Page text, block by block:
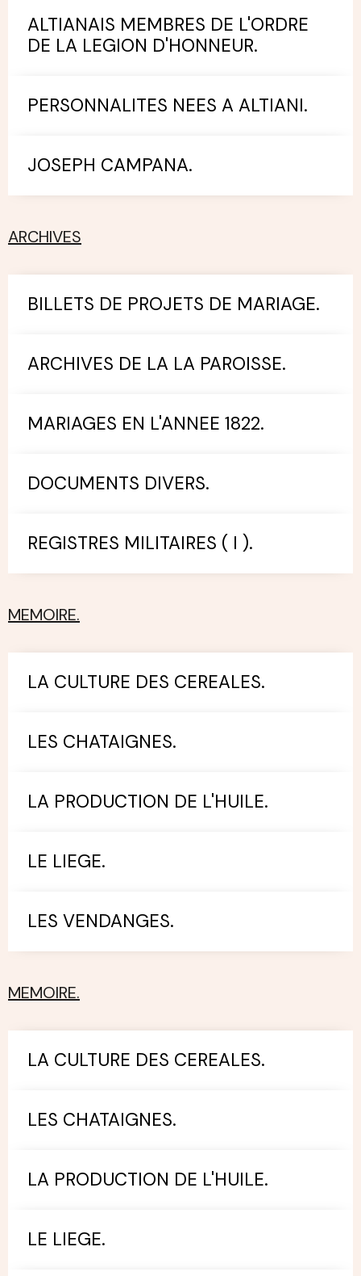
ALTIANAIS MEMBRES DE L'ORDRE
DE LA LEGION D'HONNEUR.
PERSONNALITES NEES A ALTIANI.
JOSEPH CAMPANA.
ARCHIVES
BILLETS DE PROJETS DE MARIAGE.
ARCHIVES DE LA LA PAROISSE.
MARIAGES EN L'ANNEE 1822.
DOCUMENTS DIVERS.
REGISTRES MILITAIRES ( I ).
MEMOIRE.
LA CULTURE DES CEREALES.
LES CHATAIGNES.
LA PRODUCTION DE L'HUILE.
LE LIEGE.
LES VENDANGES.
MEMOIRE.
LA CULTURE DES CEREALES.
LES CHATAIGNES.
LA PRODUCTION DE L'HUILE.
LE LIEGE.